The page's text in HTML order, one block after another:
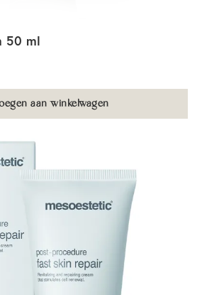
opleiding
50 ml
aan winkelwagen